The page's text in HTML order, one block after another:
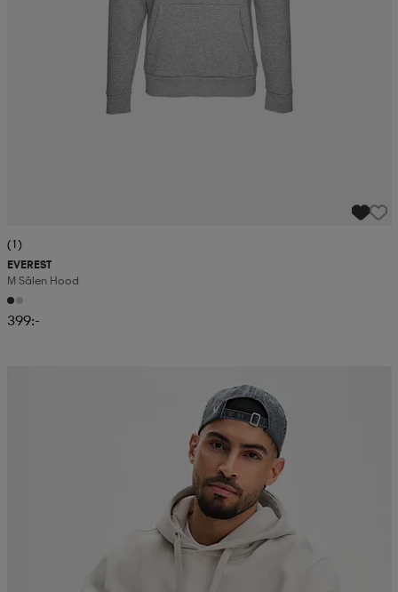
(1)
EVEREST
M Sälen Hood
399:-